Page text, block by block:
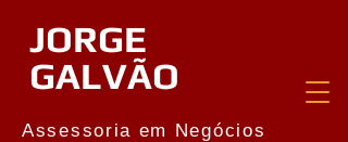
JORGE
GALVÃO
Assessoria em Negócios